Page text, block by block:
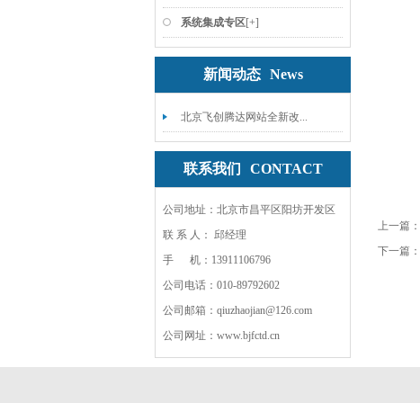
系统集成专区[+]
新闻动态 News
北京飞创腾达网站全新改...
联系我们 CONTACT
公司地址：北京市昌平区阳坊开发区
联 系 人： 邱经理
手 机：13911106796
公司电话：010-89792602
公司邮箱：qiuzhaojian@126.com
公司网址：www.bjfctd.cn
上一篇：
下一篇：